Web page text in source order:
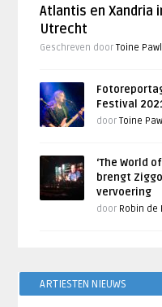
Atlantis en Xandria
Utrecht
Geschreven doorToine
Festival
doorToine
‘The World
brengt
vervoering
door Robin de
ARTIESTEN NIEUWS